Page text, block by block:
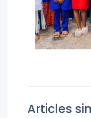
Articles